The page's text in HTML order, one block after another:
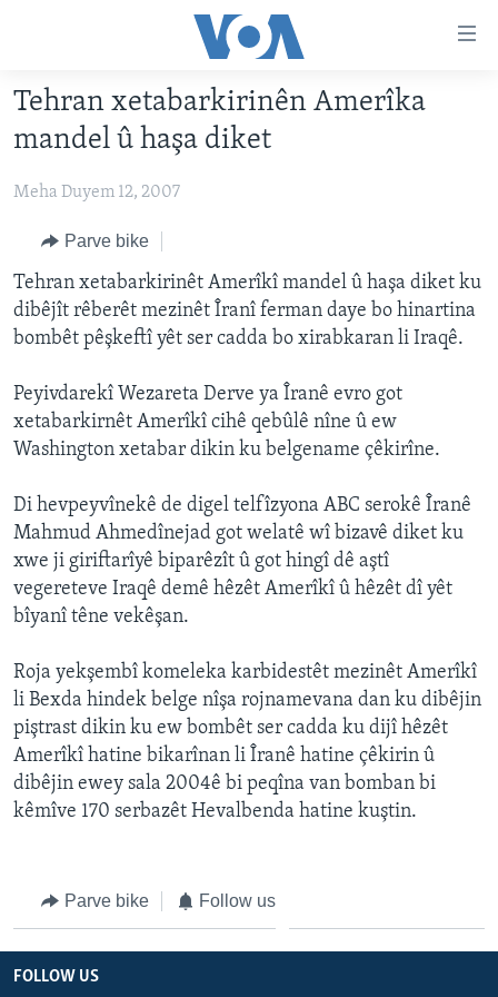
Yekser
here
naveroka
Yekser
serekî
Yekser
here
VÎDYO GALERÎ
FOTO GALERÎ
RADYO
HEVPEYVÎN
HERÊMÊN KURDAN
AMERÎKA
TIRKÎYE
SÛRÎYE
ÎRAN
ROJHILATA NAVÎN
ÇAND Û HUNER
SERNIVÎS
SORANÎ
Learning English
FOLLOW US
Zimanên Din
Tehran xetabarkirinên Amerîka
mandel û haşa diket
Meha Duyem 12, 2007
Parve bike
Tehran xetabarkirinêt Amerîkî mandel û haşa diket ku
dibêjît rêberêt mezinêt Îranî ferman daye bo hinartina
bombêt pêşkeftî yêt ser cadda bo xirabkaran li Iraqê.
Peyivdarekî Wezareta Derve ya Îranê evro got
xetabarkirnêt Amerîkî cihê qebûlê nîne û ew
Washington xetabar dikin ku belgename çêkirîne.
Di hevpeyvînekê de digel telfîzyona ABC serokê Îranê
Mahmud Ahmedînejad got welatê wî bizavê diket ku
xwe ji giriftarîyê biparêzît û got hingî dê aştî
vegereteve Iraqê demê hêzêt Amerîkî û hêzêt dî yêt
bîyanî têne vekêşan.
Roja yekşembî komeleka karbidestêt mezinêt Amerîkî
li Bexda hindek belge nîşa rojnamevana dan ku dibêjin
piştrast dikin ku ew bombêt ser cadda ku dijî hêzêt
Amerîkî hatine bikarînan li Îranê hatine çêkirin û
dibêjin ewey sala 2004ê bi peqîna van bomban bi
kêmîve 170 serbazêt Hevalbenda hatine kuştin.
Parve bike Follow us
FOLLOW US